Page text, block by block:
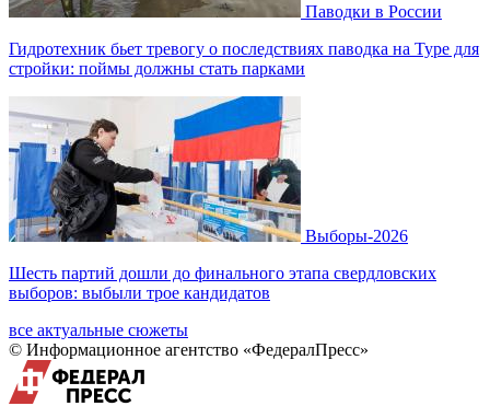
Паводки в России
Гидротехник бьет тревогу о последствиях паводка на Туре для
стройки: поймы должны стать парками
Выборы-2026
Шесть партий дошли до финального этапа свердловских
выборов: выбыли трое кандидатов
все актуальные сюжеты
© Информационное агентство «ФедералПресс»